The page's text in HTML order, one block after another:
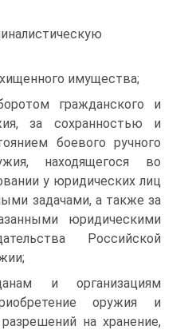
имущества;
гражданского и
за сохранностью и
боевого ручного
находящегося во
у юридических лиц
задачами, а также за
юридическими
Российской
и организациям
оружия и
на хранение,